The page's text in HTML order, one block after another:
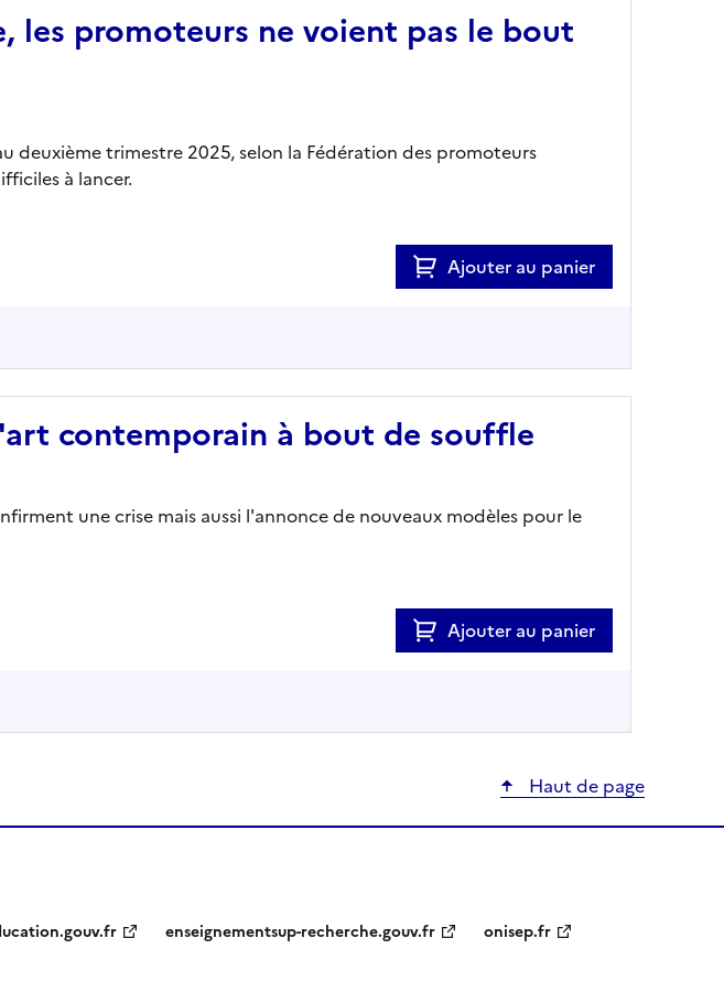
les promoteurs ne voient pas le bout
deuxième trimestre 2025, selon la Fédération des promoteurs
à lancer.
Ajouter au panier
contemporain à bout de souffle
une crise mais aussi l'annonce de nouveaux modèles pour le
Ajouter au panier
Haut de page
enseignementsup-recherche.gouv.fr onisep.fr